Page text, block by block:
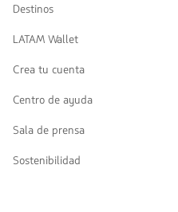
Destinos
LATAM Wallet
Crea tu cuenta
Centro de ayuda
Sala de prensa
Sostenibilidad